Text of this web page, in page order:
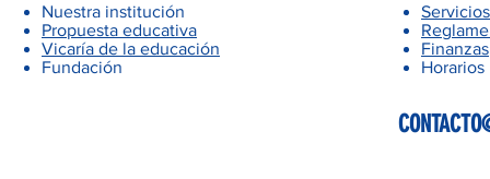
Nuestra institución
Propuesta educativa
Vicaría de la educación
Fundación
Servicios
Finanzas
Horarios